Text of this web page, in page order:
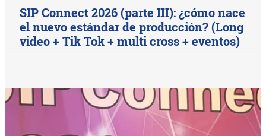
SIP Connect 2026 (parte III): ¿cómo nace
el nuevo estándar de producción? (Long
video + Tik Tok + multi cross + eventos)